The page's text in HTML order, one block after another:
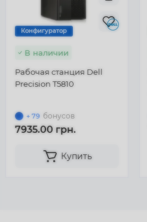
Конфигуратор
В наличии
Рабочая станция Dell
Precision T5810
+ 79 бонусов
7935.00 грн.
Купить